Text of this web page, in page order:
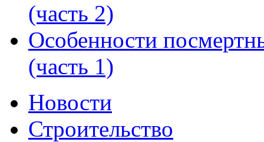
(часть 2)
Особенности
(часть 1)
Новости
Строительство